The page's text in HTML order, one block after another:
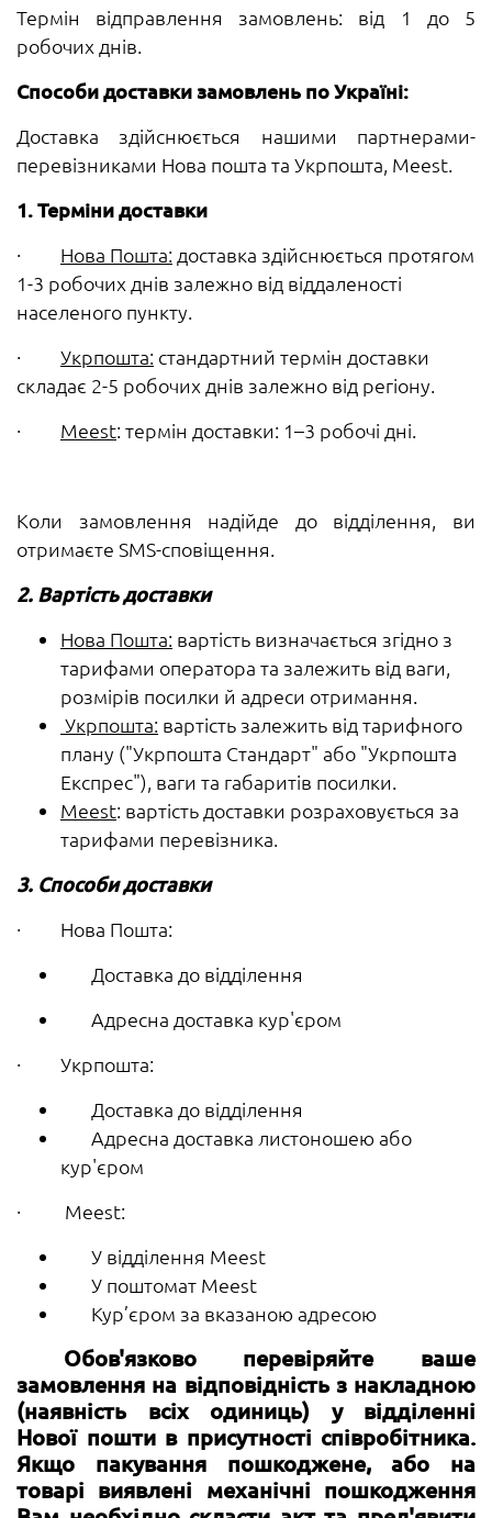
Термін відправлення замовлень: від 1 до 5
робочих днів.
Способи доставки замовлень по Україні:
Доставка здійснюється нашими партнерами-
перевізниками Нова пошта та Укрпошта, Meest.
1. Терміни доставки
· Нова Пошта: доставка здійснюється протягом
1-3 робочих днів залежно від віддаленості
населеного пункту.
· Укрпошта: стандартний термін доставки
складає 2-5 робочих днів залежно від регіону.
· Meest: термін доставки: 1–3 робочі дні.
Коли замовлення надійде до відділення, ви
отримаєте SMS-сповіщення.
2. Вартість доставки
Нова Пошта: вартість визначається згідно з
тарифами оператора та залежить від ваги,
розмірів посилки й адреси отримання.
Укрпошта: вартість залежить від тарифного
плану ("Укрпошта Стандарт" або "Укрпошта
Експрес"), ваги та габаритів посилки.
Meest: вартість доставки розраховується за
тарифами перевізника.
3. Способи доставки
· Нова Пошта:
Доставка до відділення
Адресна доставка кур'єром
· Укрпошта:
Доставка до відділення
Адресна доставка листоношею або
кур'єром
· Meest:
У відділення Meest
У поштомат Meest
Кур’єром за вказаною адресою
Обов'язково перевіряйте ваше
замовлення на відповідність з накладною
(наявність всіх одиниць) у відділенні
Нової пошти в присутності співробітника.
Якщо пакування пошкоджене, або на
товарі виявлені механічні пошкодження